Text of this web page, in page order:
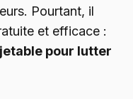
Pourtant, il
et efficace :
pour lutter